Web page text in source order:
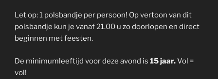
Let op: 1 polsbandje per persoon! Op vertoon van dit
polsbandje kun je vanaf 21.00 u zo doorlopen en direct
beginnen met feesten.
De minimumleeftijd voor deze avond is 15 jaar.Vol =
vol!